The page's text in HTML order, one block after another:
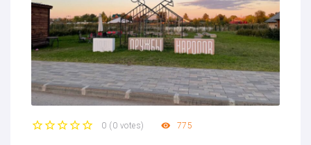
0 (0 votes) 775